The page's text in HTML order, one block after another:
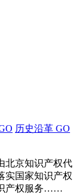
历史沿革 GO
北京知识产权代
实国家知识产权
产权服务……